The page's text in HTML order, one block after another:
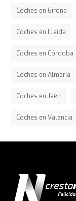
Coches en Girona
Coches en Lleida
Coches en Córdoba
Coches en Almería
Coches en Jaén
Coches en Valencia